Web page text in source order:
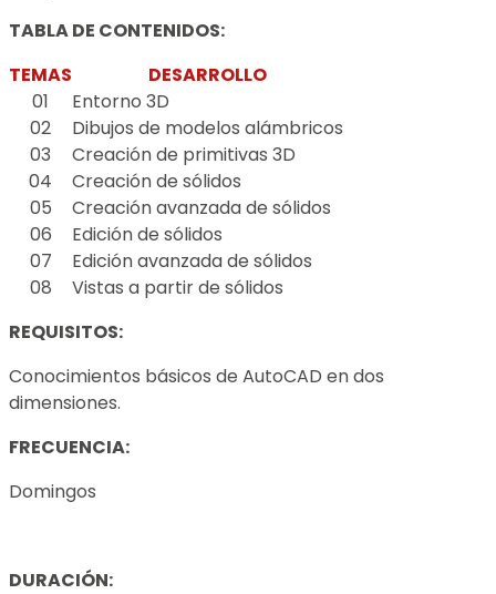
TABLA DE CONTENIDOS:
TEMAS
DESARROLLO
01
Entorno 3D
02
Dibujos de modelos alámbricos
03
Creación de primitivas 3D
04
Creación de sólidos
05
Creación avanzada de sólidos
06
Edición de sólidos
07
Edición avanzada de sólidos
08
Vistas a partir de sólidos
REQUISITOS:
Conocimientos básicos de AutoCAD en dos
dimensiones.
FRECUENCIA:
Domingos
DURACIÓN: